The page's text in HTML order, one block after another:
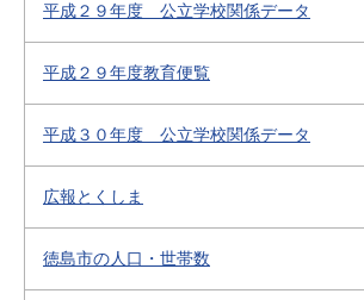
平成２９年度 公立学校関係データ
平成２９年度教育便覧
平成３０年度 公立学校関係データ
広報とくしま
徳島市の人口・世帯数